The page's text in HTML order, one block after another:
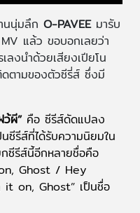
นนุ่มลึก O-PAVEEมารับ
แล้ว ขอบอกเลยว่า
ลงนำด้วยเสียงเปียโน
ตามของตัวซีรี่ส์ ซึ่งมี
ผี”คือ ซีรีส์ดัดแปลง
ซีรีส์ที่ได้รับความนิยมใน
ซีรีส์นี้อีกหลายชื่อคือ
Ghost / Hey
on, Ghost” เป็นชื่อ